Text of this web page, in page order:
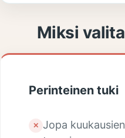
Miksi
Perinteinen tuki
✕ Jopa